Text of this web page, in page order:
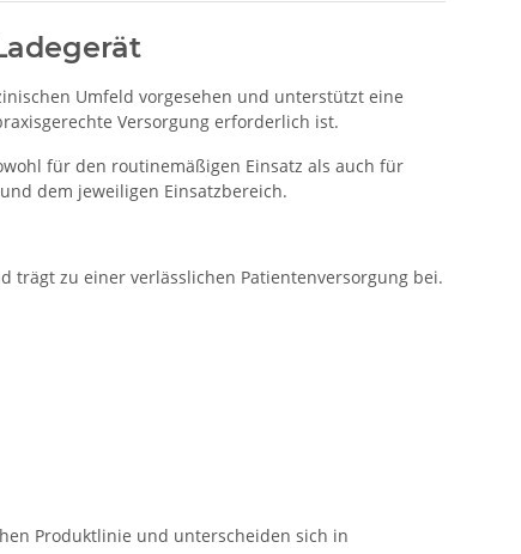
Umfeld vorgesehen und unterstützt eine
Versorgung erforderlich ist.
für den routinemäßigen Einsatz als auch für
dem jeweiligen Einsatzbereich.
trägt zu einer verlässlichen Patientenversorgung bei.
Produktlinie und unterscheiden sich in